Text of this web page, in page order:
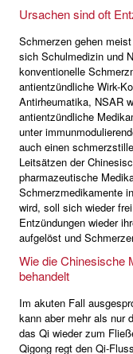
Ursachen sind oft
Schmerzen gehen
sich Schulmedizin und
konventionelle
antientzündliche Wirk-
Antirheumatika, NSAR
antientzündliche
unter
auch einen
Leitsätzen der
pharmazeutische
Schmerzmedikamente
wird, soll sich wieder
Entzündungen wieder
aufgelöst und
Wie die Chinesische
behandelt
Im akuten Fall
kann aber mehr als nur
das Qi wieder zum
Qigong regt den Qi-